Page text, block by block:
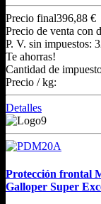
Precio final396,88 €
Precio de venta con
P. V. sin impuestos:
Te ahorras!
Cantidad de
Precio / kg:
Detalles
Protección frontal
Galloper Super